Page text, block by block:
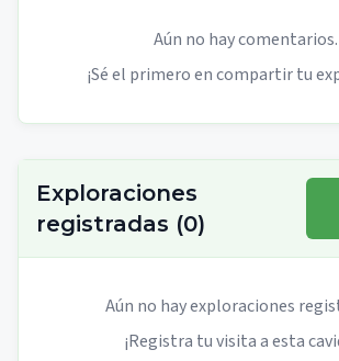
Aún no hay comentarios.
¡Sé el primero en compartir tu
Exploraciones
registradas (0)
Aún no hay exploraciones
¡Registra tu visita a esta